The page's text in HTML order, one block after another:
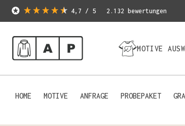
4,7 / 5 2.132 bewertungen
MOTIVE
HOME MOTIVE ANFRAGE PROBEPAKET